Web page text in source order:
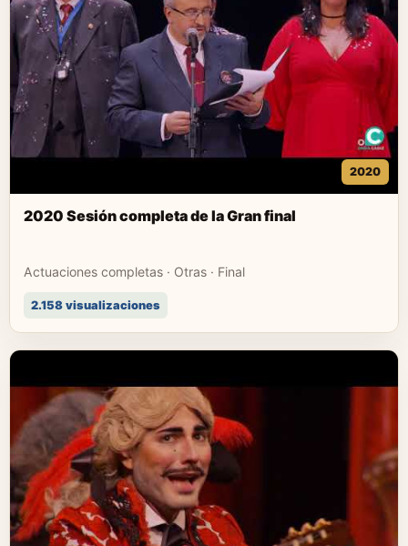
2020
2020 Sesión completa de la Gran final
Actuaciones completas · Otras · Final
2.158 visualizaciones